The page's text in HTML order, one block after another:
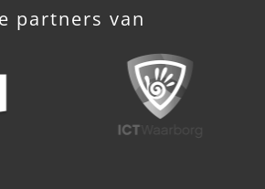
partners van